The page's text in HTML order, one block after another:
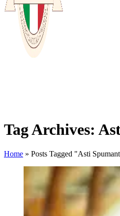
Tag Archives:
Home » Posts Tagged "Asti